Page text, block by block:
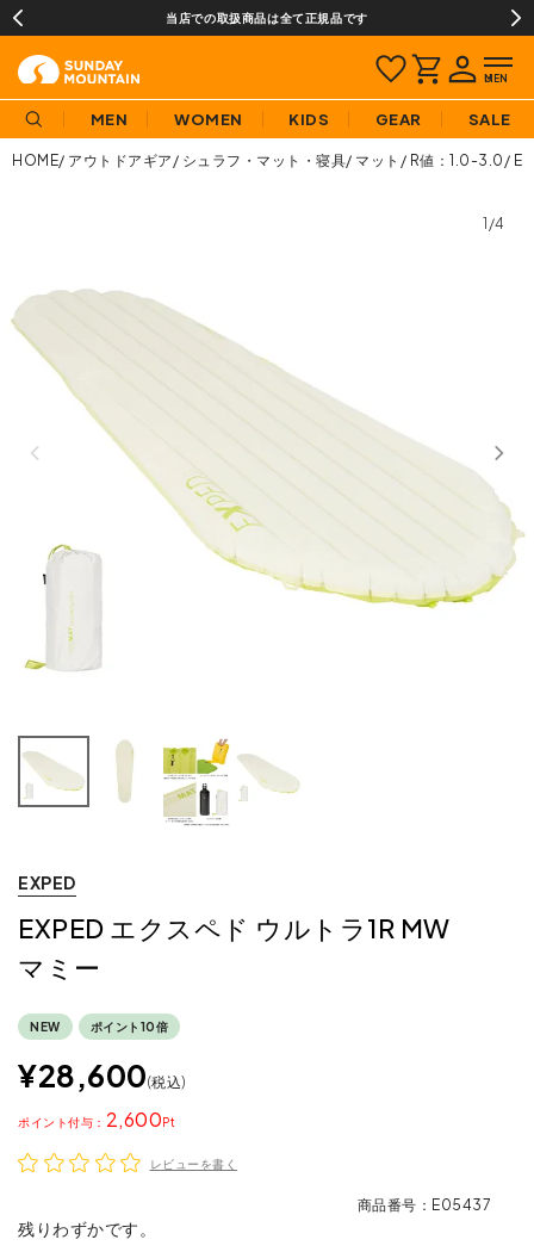
当店での取扱商品は全て正規品です
MEN WOMEN KIDS GEAR SALE
HOME アウトドアギア シュラフ・マット・寝具 マット R値：1.0-3.0
1/4
EXPED
EXPED エクスペド ウルトラ1R MW
マミー
NEW ポイント10倍
¥28,600 税込
2,600
ポイント
レビューを書く
商品番号 E05437
残りわずかです。